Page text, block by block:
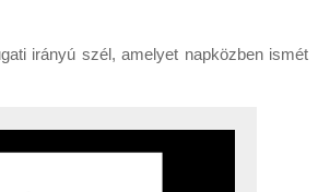
irányú szél, amelyet napközben ismét